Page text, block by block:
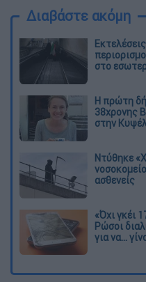
Διαβάστε ακόμη
στο
Η πρώτη
38χρονης
στην
Ντύθηκε
ασθενείς
«Όχι γκέι
Ρώσοι
για να...